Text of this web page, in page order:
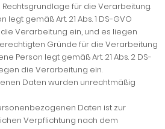
für die Verarbeitung.
gemäß Art. 21 Abs. 1 DS-GVO
Verarbeitung ein, und es liegen
Gründe für die Verarbeitung
Person legt gemäß Art. 21 Abs. 2 DS-
die Verarbeitung ein.
Daten wurden unrechtmäßig
Daten ist zur
Verpflichtung nach dem